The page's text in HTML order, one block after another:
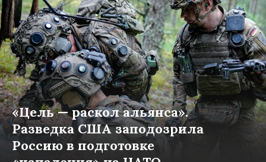
«Цель — раскол альянса».
Разведка США заподозрила
Россию в подготовке